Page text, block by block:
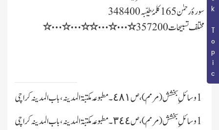
Book Topic سورۂ رحمٰن 165 کلمۂ طیّبہ 348400
مختلف تسبیحات 357200
٭…٭…٭٭…٭…٭
1وسائلِ بخشش (مرمّم) ، ص٤٨١
۔ مطبوعہ مکتبۃ المدینہ، باب المدینہ کراچی
1وسائلِ بخشش (مرمّم) ، ص٣٤٤
۔ مطبوعہ مکتبۃ المدینہ، باب المدینہ کراچی